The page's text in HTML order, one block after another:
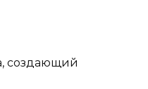
создающий